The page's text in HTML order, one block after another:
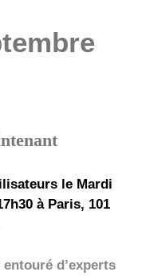
le Mardi
à Paris, 101
d’experts